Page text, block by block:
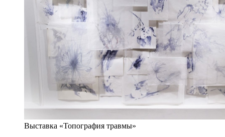
Выставка «Топография травмы»